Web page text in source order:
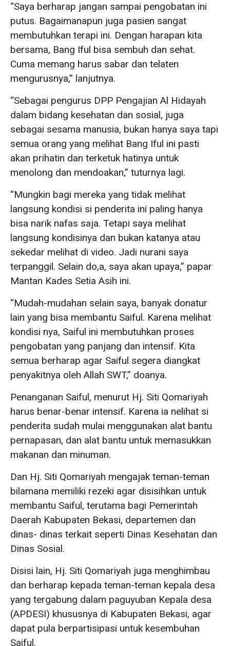
“Saya berharap jangan sampai pengobatan ini
putus. Bagaimanapun juga pasien sangat
membutuhkan terapi ini. Dengan harapan kita
bersama, Bang Iful bisa sembuh dan sehat.
Cuma memang harus sabar dan telaten
mengurusnya,” lanjutnya.
“Sebagai pengurus DPP Pengajian Al Hidayah
dalam bidang kesehatan dan sosial, juga
sebagai sesama manusia, bukan hanya saya tapi
semua orang yang melihat Bang Iful ini pasti
akan prihatin dan terketuk hatinya untuk
menolong dan mendoakan,” tuturnya lagi.
“Mungkin bagi mereka yang tidak melihat
langsung kondisi si penderita ini paling hanya
bisa narik nafas saja. Tetapi saya melihat
langsung kondisinya dan bukan katanya atau
sekedar melihat di video. Jadi nurani saya
terpanggil. Selain do,a, saya akan upaya,” papar
Mantan Kades Setia Asih ini.
“Mudah-mudahan selain saya, banyak donatur
lain yang bisa membantu Saiful. Karena melihat
kondisi nya, Saiful ini membutuhkan proses
pengobatan yang panjang dan intensif. Kita
semua berharap agar Saiful segera diangkat
penyakitnya oleh Allah SWT,” doanya.
Penanganan Saiful, menurut Hj. Siti Qomariyah
harus benar-benar intensif. Karena ia nelihat si
penderita sudah mulai menggunakan alat bantu
pernapasan, dan alat bantu untuk memasukkan
makanan dan minuman.
Dan Hj. Siti Qomariyah mengajak teman-teman
bilamana memiliki rezeki agar disisihkan untuk
membantu Saiful, terutama bagi Pemerintah
Daerah Kabupaten Bekasi, departemen dan
dinas- dinas terkait seperti Dinas Kesehatan dan
Dinas Sosial.
Disisi lain, Hj. Siti Qomariyah juga menghimbau
dan berharap kepada teman-teman kepala desa
yang tergabung dalam paguyuban Kepala desa
(APDESI) khususnya di Kabupaten Bekasi, agar
dapat pula berpartisipasi untuk kesembuhan
Saiful.